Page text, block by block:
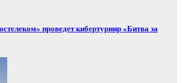
проведет кибертурнир «Битва за